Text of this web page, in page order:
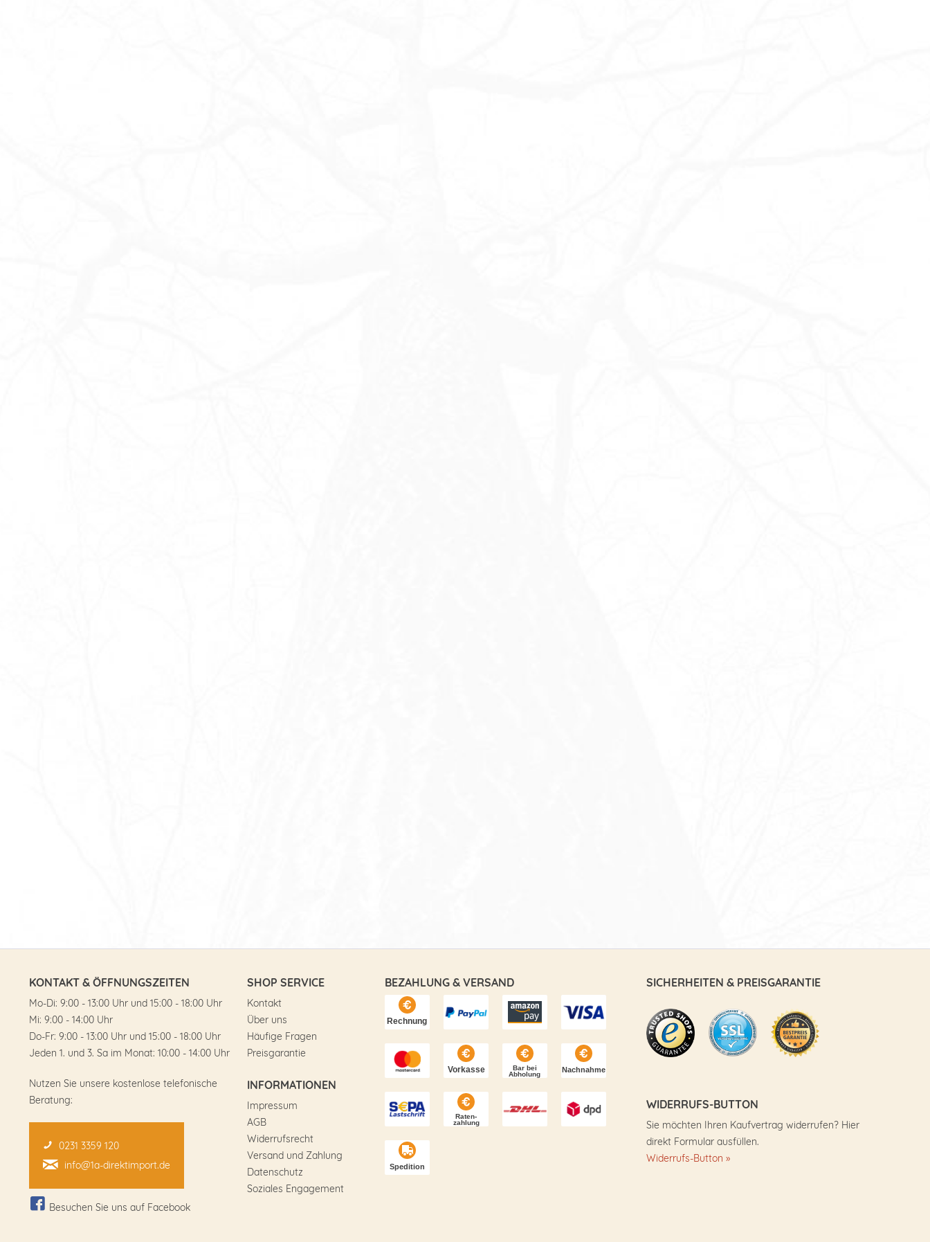
KONTAKT & ÖFFNUNGSZEITEN
Mo-Di: 9:00 - 13:00 Uhr und 15:00 - 18:00 Uhr
Mi: 9:00 - 14:00 Uhr
Do-Fr: 9:00 - 13:00 Uhr und 15:00 - 18:00 Uhr
Jeden 1. und 3. Sa im Monat: 10:00 - 14:00 Uhr
Nutzen Sie unsere kostenlose telefonische
Beratung:
0231 3359 120
info@1a-direktimport.de
Besuchen Sie uns auf Facebook
SHOP SERVICE
Kontakt
Über uns
Häufige Fragen
Preisgarantie
INFORMATIONEN
Impressum
AGB
Widerrufsrecht
Versand und Zahlung
Datenschutz
Soziales Engagement
BEZAHLUNG & VERSAND SICHERHEITEN & PREISGARANTIE
WIDERRUFS-BUTTON
Sie möchten Ihren Kaufvertrag widerrufen? Hier
direkt Formular ausfüllen.
Widerrufs-Button »